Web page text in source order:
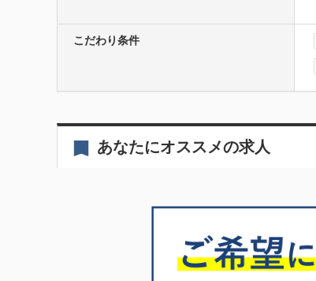
こだわり条件
あなたにオススメの求人